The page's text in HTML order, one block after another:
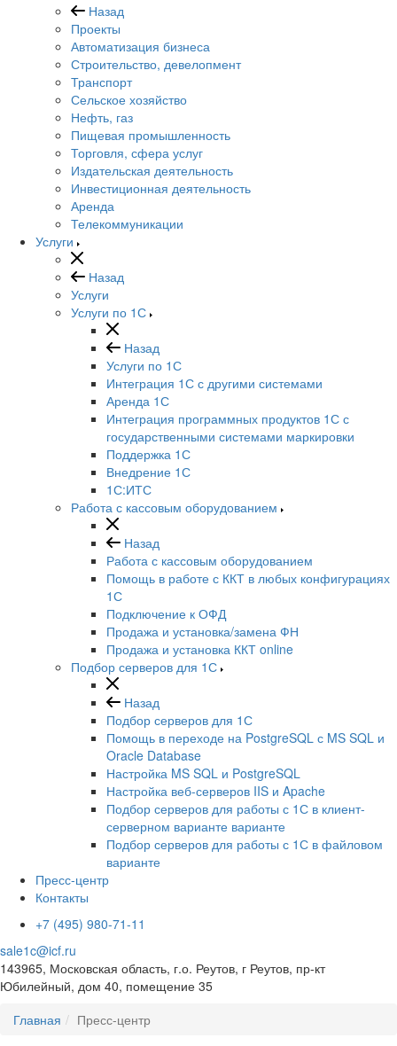
Назад
Проекты
Автоматизация бизнеса
Строительство, девелопмент
Транспорт
Сельское хозяйство
Нефть, газ
Пищевая промышленность
Торговля, сфера услуг
Издательская деятельность
Инвестиционная деятельность
Аренда
Телекоммуникации
Услуги
Назад
Услуги
Услуги по 1С
Назад
Услуги по 1С
Интеграция 1С с другими системами
Аренда 1С
Интеграция программных продуктов 1С с
государственными системами маркировки
Поддержка 1С
Внедрение 1С
1С:ИТС
Работа с кассовым оборудованием
Назад
Работа с кассовым оборудованием
Помощь в работе с ККТ в любых конфигурациях
1С
Подключение к ОФД
Продажа и установка/замена ФН
Продажа и установка ККТ online
Подбор серверов для 1С
Назад
Подбор серверов для 1С
Помощь в переходе на PostgreSQL с MS SQL и
Oracle Database
Настройка MS SQL и PostgreSQL
Настройка веб-серверов IIS и Apache
Подбор серверов для работы с 1С в клиент-
серверном варианте варианте
Подбор серверов для работы с 1С в файловом
варианте
Пресс-центр
Контакты
+7 (495) 980-71-11
sale1c@icf.ru
143965, Московская область, г.о. Реутов, г Реутов, пр-кт
Юбилейный, дом 40, помещение 35
Главная
Пресс-центр